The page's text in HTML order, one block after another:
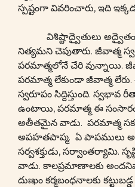
స్పష్టంగా వివరించారు, ఇది ఇక్కడ
విశిష్టాద్వైతులు అద్వైతం,
నిత్యమని చెపుతారు. జీవాత్మ
పరమాత్మలోనే చేరి వున్నాయి.
పరమాత్మ లేకుండా జీవాత్మ
స్వరూపం సిద్దిస్తుంది. స్వభావ
ఉంటాయి, పరమాత్మ ఈ
అతీతమైన వాడు. పరమాత్మ సకల
అపహతపాప్మ. ఏ పాపములు
సర్వశక్తుడు, సర్వాంతర్యామి.
వాడు. కాలప్రమాణాలకు
దుఃఖం కర్మబంధనాలకు